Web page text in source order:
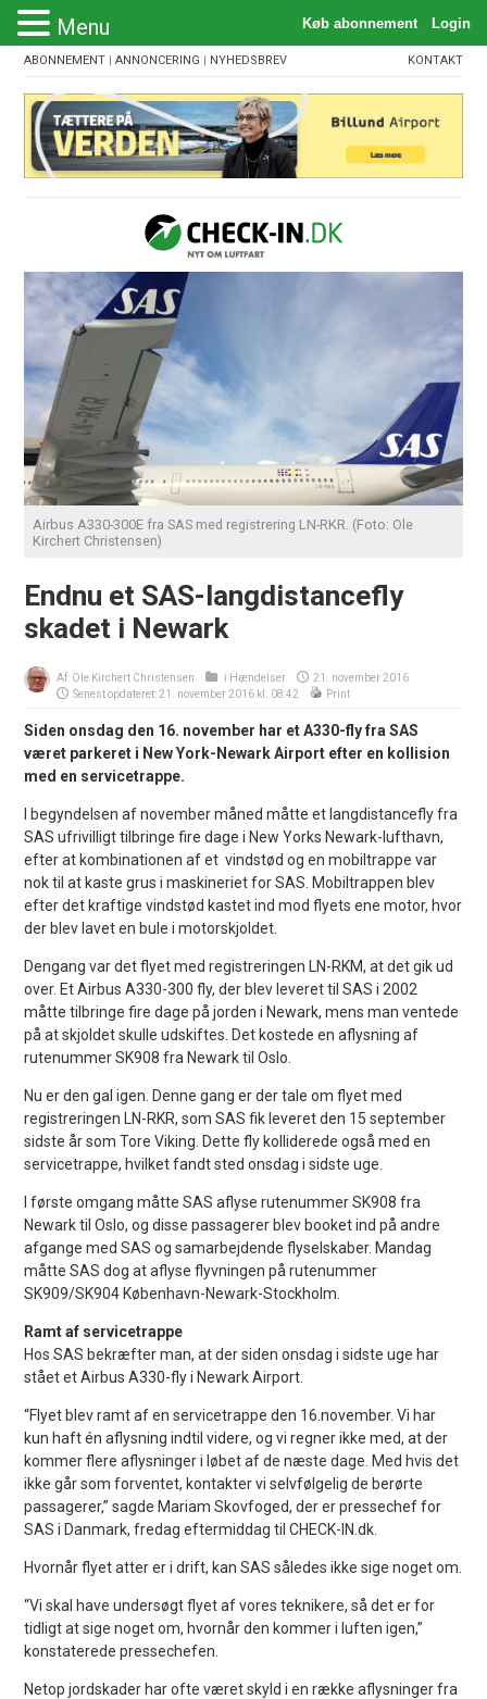
ABONNEMENT |ANNONCERING | NYHEDSBREV KONTAKT
Airbus A330-300E fra SAS med registrering LN-RKR. (Foto: Ole
Kirchert Christensen)
Endnu et SAS-langdistancefly
skadet i Newark
Af: Ole Kirchert Christensen i Hændelser
21. november 2016
Senest opdateret: 21. november 2016 kl. 08:42
Print
Siden onsdag den 16. november har et A330-fly fra SAS
været parkeret i New York-Newark Airport efter en kollision
med en servicetrappe.
I begyndelsen af november måned måtte et langdistancefly fra
SAS ufrivilligt tilbringe fire dage i New Yorks Newark-lufthavn,
efter at kombinationen af et vindstød og en mobiltrappe var
nok til at kaste grus i maskineriet for SAS. Mobiltrappen blev
efter det kraftige vindstød kastet ind mod flyets ene motor, hvor
der blev lavet en bule i motorskjoldet.
Dengang var det flyet med registreringen LN-RKM, at det gik ud
over. Et Airbus A330-300 fly, der blev leveret til SAS i 2002
måtte tilbringe fire dage på jorden i Newark, mens man ventede
på at skjoldet skulle udskiftes. Det kostede en aflysning af
rutenummer SK908 fra Newark til Oslo.
Nu er den gal igen. Denne gang er der tale om flyet med
registreringen LN-RKR, som SAS fik leveret den 15 september
sidste år som Tore Viking. Dette fly kolliderede også med en
servicetrappe, hvilket fandt sted onsdag i sidste uge.
I første omgang måtte SAS aflyse rutenummer SK908 fra
Newark til Oslo, og disse passagerer blev booket ind på andre
afgange med SAS og samarbejdende flyselskaber. Mandag
måtte SAS dog at aflyse flyvningen på rutenummer
SK909/SK904 København-Newark-Stockholm.
Ramt af servicetrappe
Hos SAS bekræfter man, at der siden onsdag i sidste uge har
stået et Airbus A330-fly i Newark Airport.
“Flyet blev ramt af en servicetrappe den 16.november. Vi har
kun haft én aflysning indtil videre, og vi regner ikke med, at der
kommer flere aflysninger i løbet af de næste dage. Med hvis det
ikke går som forventet, kontakter vi selvfølgelig de berørte
passagerer,” sagde Mariam Skovfoged, der er pressechef for
SAS i Danmark, fredag eftermiddag til CHECK-IN.dk.
Hvornår flyet atter er i drift, kan SAS således ikke sige noget om.
“Vi skal have undersøgt flyet af vores teknikere, så det er for
tidligt at sige noget om, hvornår den kommer i luften igen,”
konstaterede pressechefen.
Netop jordskader har ofte været skyld i en række aflysninger fra
Menu